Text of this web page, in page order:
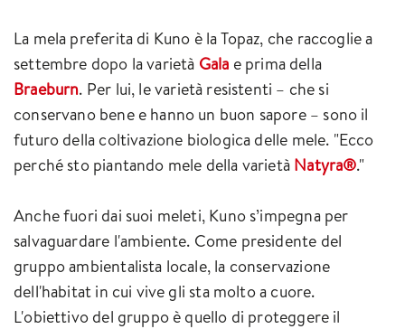
La mela preferita di Kuno è la Topaz, che raccoglie a
settembre dopo la varietà Gala e prima della
Braeburn. Per lui, le varietà resistenti – che si
conservano bene e hanno un buon sapore – sono il
futuro della coltivazione biologica delle mele. "Ecco
perché sto piantando mele della varietà Natyra®."
Anche fuori dai suoi meleti, Kuno s’impegna per
salvaguardare l'ambiente. Come presidente del
gruppo ambientalista locale, la conservazione
dell'habitat in cui vive gli sta molto a cuore.
L'obiettivo del gruppo è quello di proteggere il